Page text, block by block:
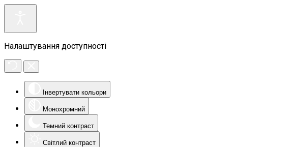
Налаштування доступності
Інвертувати кольори
Монохромний
Темний контраст
Світлий контраст